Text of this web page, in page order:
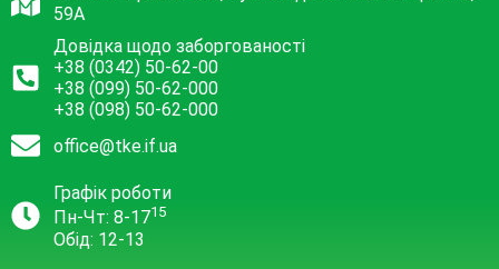
59А
Довідка щодо заборгованості
+38 (0342) 50-62-00
+38 (099) 50-62-000
+38 (098) 50-62-000
office@tke.if.ua
Графік роботи
Пн-Чт: 8-1715
Обід: 12-13